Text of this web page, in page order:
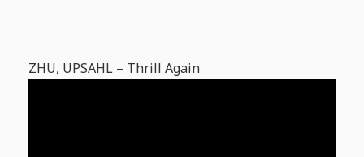
ZHU, UPSAHL – Thrill Again